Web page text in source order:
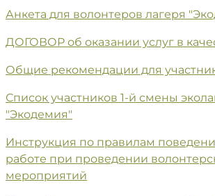
Анкета для волонтеров лагеря
ДОГОВОР об оказании услуг в
Общие рекомендации для
Список участников 1-й смены
"Экодемия"
Инструкция по правилам
работе при проведении
мероприятий